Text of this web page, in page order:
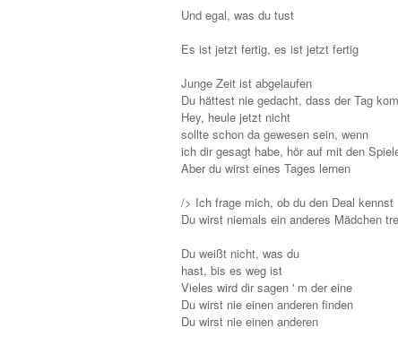
Und egal, was du tust
Es ist jetzt fertig, es ist jetzt fertig
Junge Zeit ist abgelaufen
Du hättest nie gedacht, dass der Tag
Hey, heule jetzt nicht
sollte schon da gewesen sein, wenn
ich dir gesagt habe, hör auf mit den
Aber du wirst eines Tages lernen
/> Ich frage mich, ob du den Deal kennst
Du wirst niemals ein anderes Mädchen
Du weißt nicht, was du
hast, bis es weg ist
Vieles wird dir sagen ' m der eine
Du wirst nie einen anderen finden
Du wirst nie einen anderen